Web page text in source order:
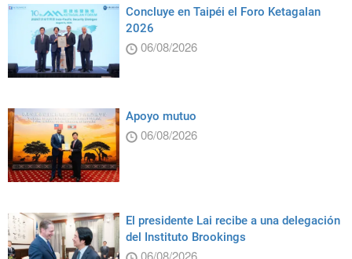
Concluye en Taipéi el Foro Ketagalan
2026
06/08/2026
Apoyo mutuo
06/08/2026
El presidente Lai recibe a una delegación
del Instituto Brookings